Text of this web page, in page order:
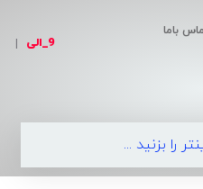
باما
0
|